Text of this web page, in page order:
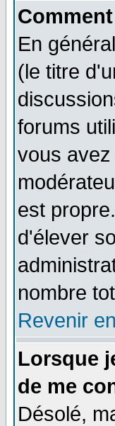
En
(le titre
forums
vous
est
d'élever
nombre
Revenir
Lorsque
de me
Désolé,